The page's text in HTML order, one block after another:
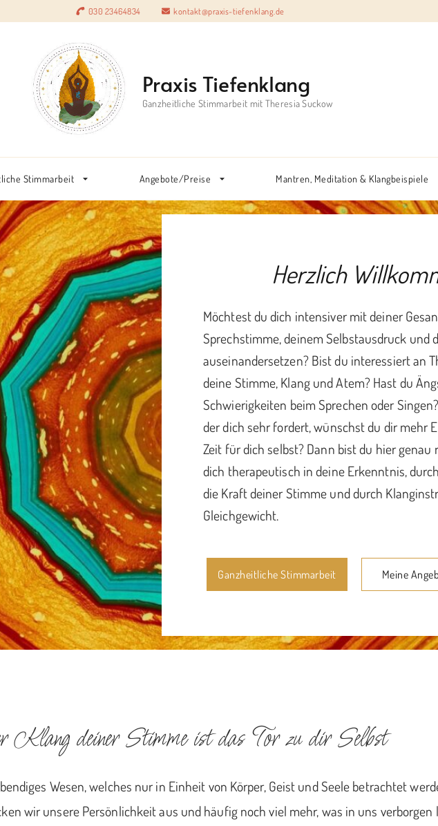
030 23464834 kontakt@praxis-tiefenklang.de
Praxis Tiefenklang
Ganzheitliche Stimmarbeit mit Theresia Suckow
Stimmarbeit Angebote/Preise Mantren, Meditation & Klangbeispiele
Herzlich
Möchtest du dich intensiver mit deiner
Sprechstimme, deinem Selbstausdruck und
auseinandersetzen? Bist du interessiert an
deine Stimme, Klang und Atem? Hast du
Schwierigkeiten beim Sprechen oder
der dich sehr fordert, wünschst du dir mehr
Zeit für dich selbst? Dann bist du hier genau
dich therapeutisch in deine Erkenntnis,
die Kraft deiner Stimme und durch
Gleichgewicht.
Ganzheitliche Stimmarbeit Meine
Klang deiner Stimme ist das Tor zu dir Selbst
Wesen, welches nur in Einheit von Körper, Geist und Seele betrachtet
wir unsere Persönlichkeit aus und häufig noch viel mehr, was in uns verborgen